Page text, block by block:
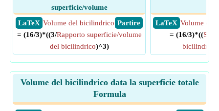
superficie/volume
​ LaTeX
​ Partire
Volume del bicilindrico
= (16/3)*((3/Rapporto superficie/volume
del bicilindrico)^3)
​ LaTeX Volume del
= (16/3)*((
bicilindrico
Volume del bicilindrico data la superficie totale
Formula